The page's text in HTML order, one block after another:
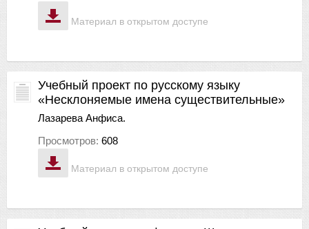
Материал в открытом доступе
Материал в открытом доступе
Учебный проект по русскому языку
«Несклоняемые имена существительные»
Лазарева Анфиса.
Просмотров: 608